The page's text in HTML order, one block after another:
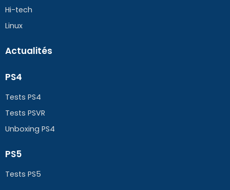
Hi-tech
Linux
Actualités
PS4
Tests PS4
Tests PSVR
Unboxing PS4
PS5
Tests PS5